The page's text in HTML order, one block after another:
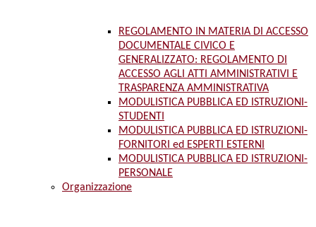
REGOLAMENTO IN MATERIA DI ACCESSO
DOCUMENTALE CIVICO E
GENERALIZZATO: REGOLAMENTO DI
ACCESSO AGLI ATTI AMMINISTRATIVI E
TRASPARENZA AMMINISTRATIVA
MODULISTICA PUBBLICA ED ISTRUZIONI-
STUDENTI
MODULISTICA PUBBLICA ED ISTRUZIONI-
FORNITORI ed ESPERTI ESTERNI
MODULISTICA PUBBLICA ED ISTRUZIONI-
PERSONALE
Organizzazione